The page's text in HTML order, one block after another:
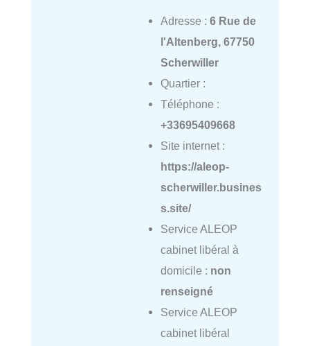
Adresse : 6 Rue de
l'Altenberg, 67750
Scherwiller
Quartier :
Téléphone :
+33695409668
Site internet :
https://aleop-
scherwiller.busines
s.site/
Service ALEOP
cabinet libéral à
domicile : non
renseigné
Service ALEOP
cabinet libéral